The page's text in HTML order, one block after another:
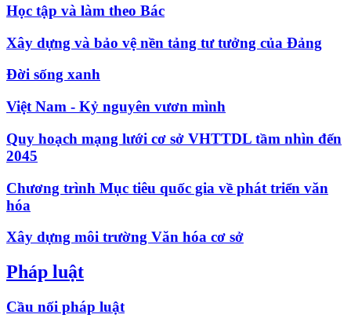
Học tập và làm theo Bác
Xây dựng và bảo vệ nền tảng tư tưởng của Đảng
Đời sống xanh
Việt Nam - Kỷ nguyên vươn mình
Quy hoạch mạng lưới cơ sở VHTTDL tầm nhìn đến
2045
Chương trình Mục tiêu quốc gia về phát triển văn
hóa
Xây dựng môi trường Văn hóa cơ sở
Pháp luật
Cầu nối pháp luật